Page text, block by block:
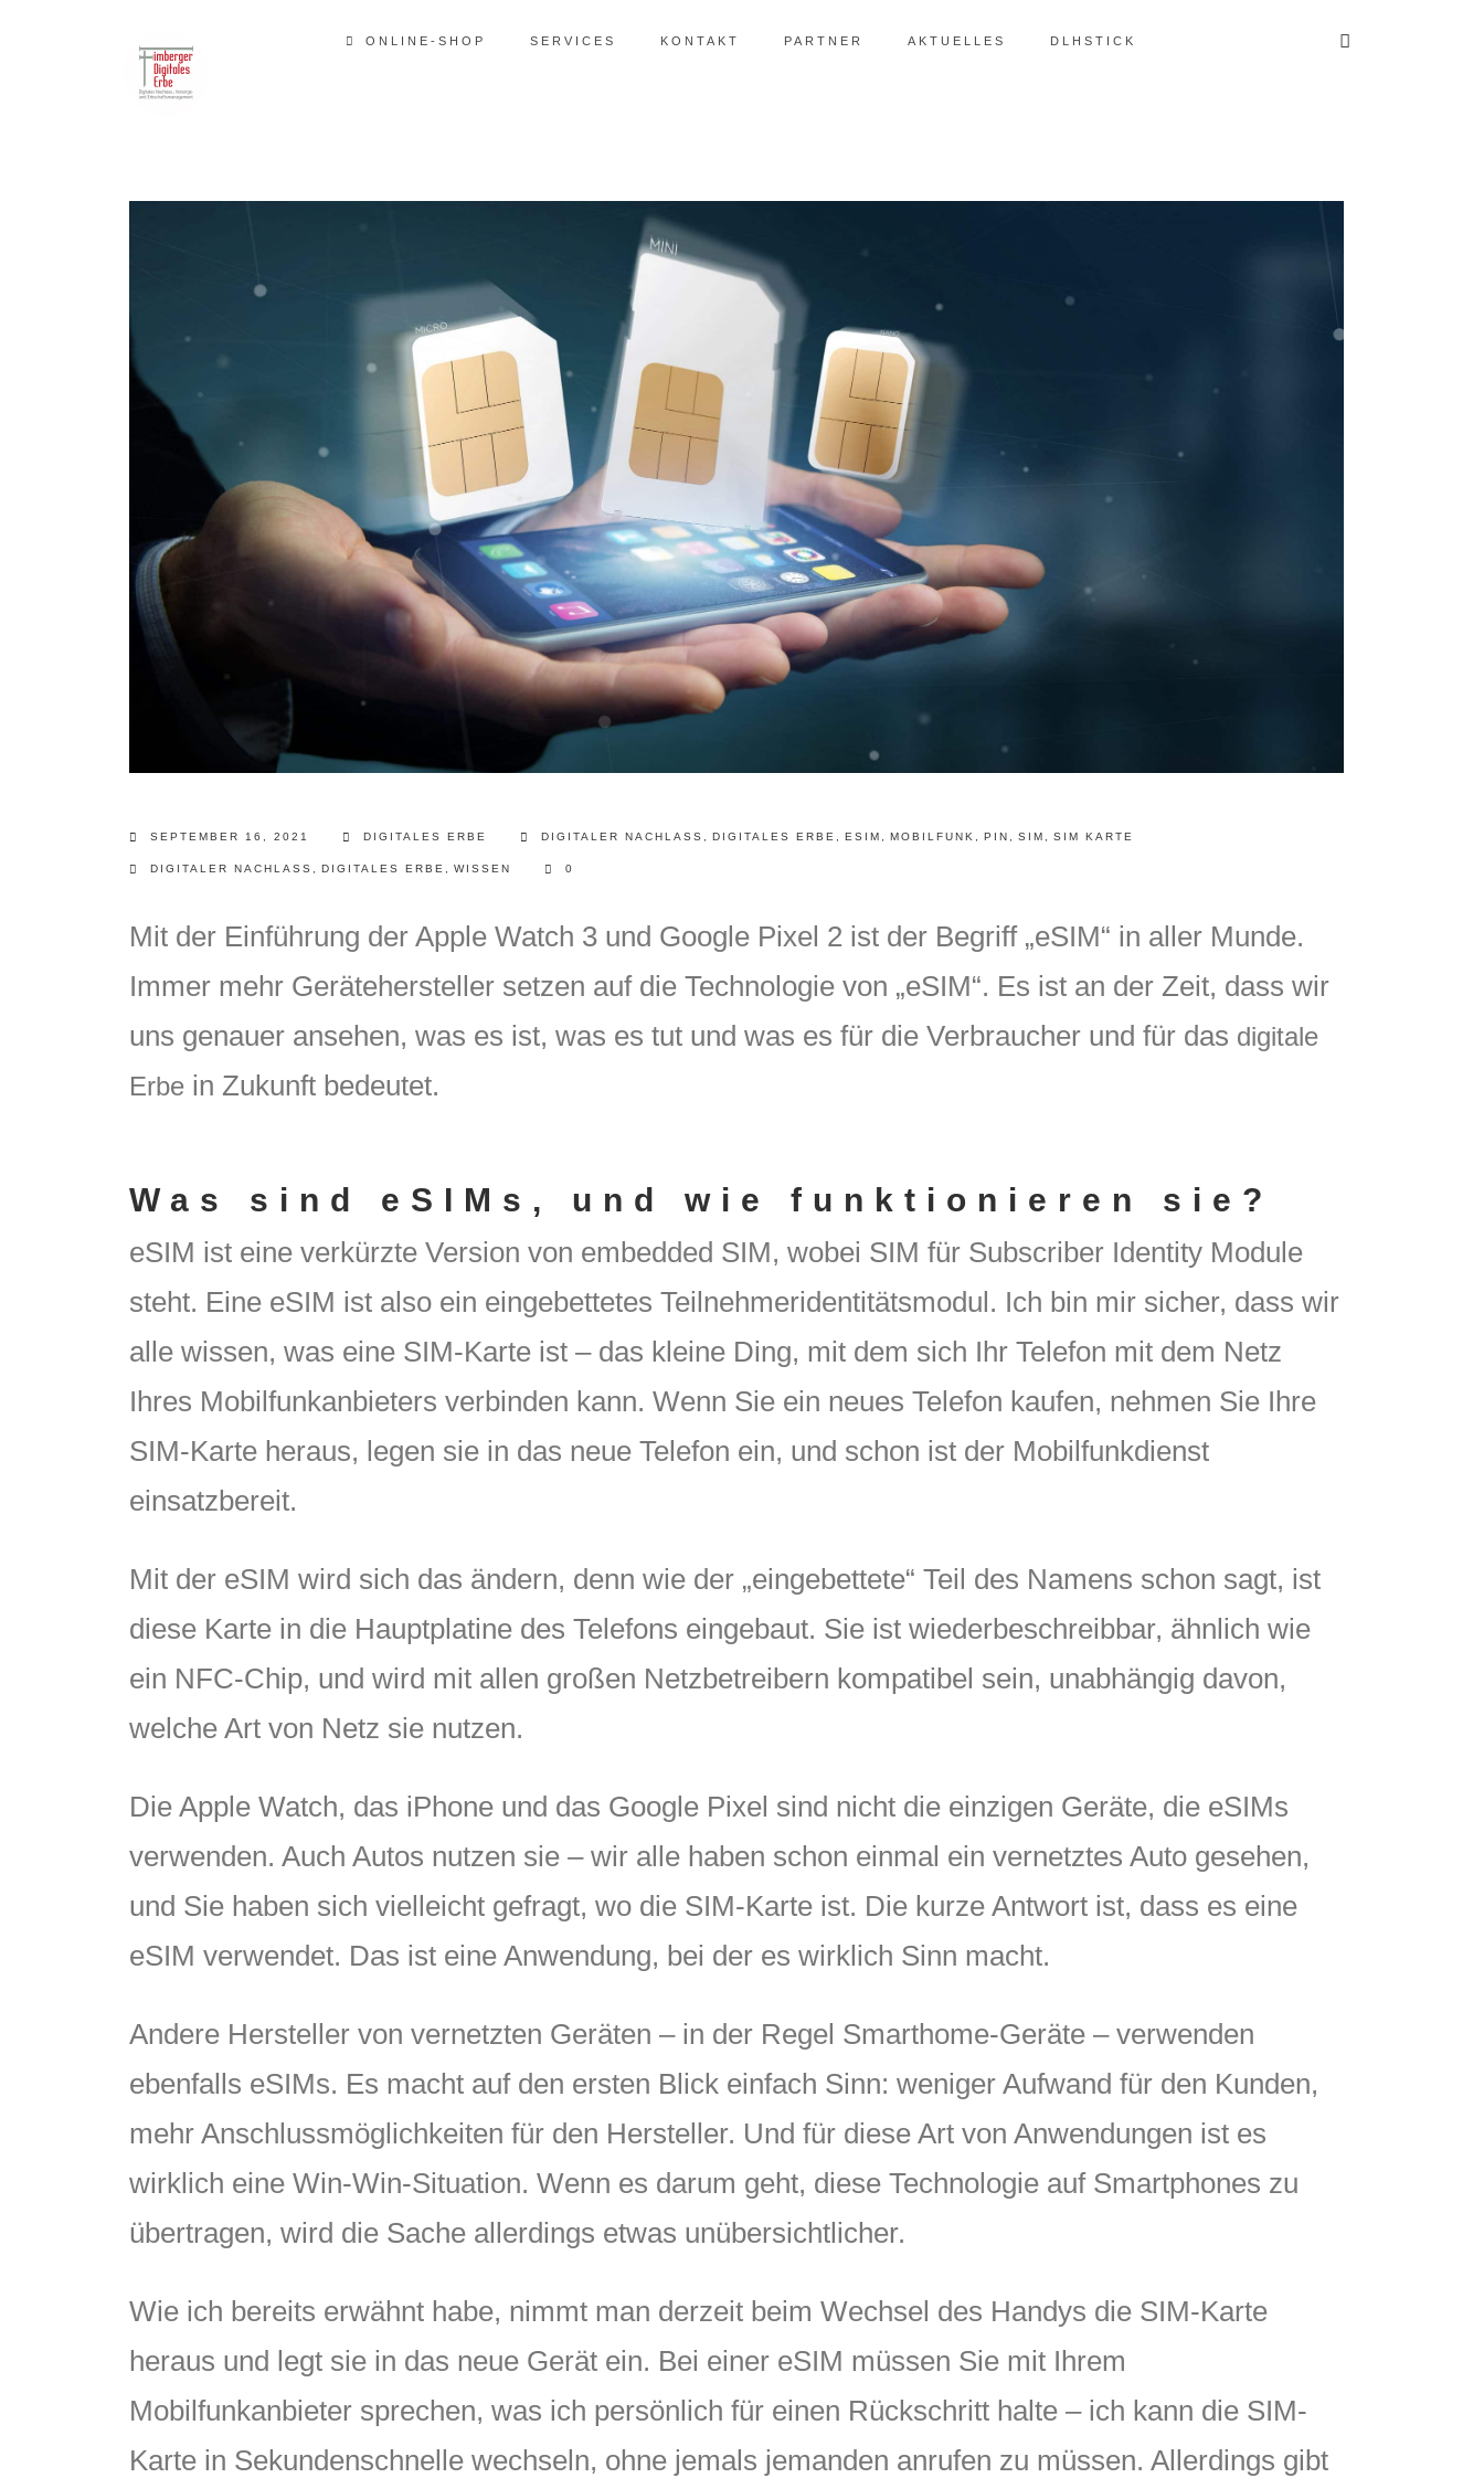
ONLINE-SHOP SERVICES KONTAKT PARTNER AKTUELLES DLHSTICK
SEPTEMBER 16, 2021 DIGITALES ERBE DIGITALER NACHLASS DIGITALES ERBE ESIM MOBILFUNK PIN SIM SIM KARTE
DIGITALER NACHLASS DIGITALES ERBE WISSEN 0
Mit der Einführung der Apple Watch 3 und Google Pixel 2 ist der Begriff „eSIM“ in aller Munde.
Immer mehr Gerätehersteller setzen auf die Technologie von „eSIM“. Es ist an der Zeit, dass wir
uns genauer ansehen, was es ist, was es tut und was es für die Verbraucher und für das digitale
Erbe in Zukunft bedeutet.
Was sind eSIMs, und wie funktionieren sie?
eSIM ist eine verkürzte Version von embedded SIM, wobei SIM für Subscriber Identity Module
steht. Eine eSIM ist also ein eingebettetes Teilnehmeridentitätsmodul. Ich bin mir sicher, dass wir
alle wissen, was eine SIM-Karte ist – das kleine Ding, mit dem sich Ihr Telefon mit dem Netz
Ihres Mobilfunkanbieters verbinden kann. Wenn Sie ein neues Telefon kaufen, nehmen Sie Ihre
SIM-Karte heraus, legen sie in das neue Telefon ein, und schon ist der Mobilfunkdienst
einsatzbereit.
Mit der eSIM wird sich das ändern, denn wie der „eingebettete“ Teil des Namens schon sagt, ist
diese Karte in die Hauptplatine des Telefons eingebaut. Sie ist wiederbeschreibbar, ähnlich wie
ein NFC-Chip, und wird mit allen großen Netzbetreibern kompatibel sein, unabhängig davon,
welche Art von Netz sie nutzen.
Die Apple Watch, das iPhone und das Google Pixel sind nicht die einzigen Geräte, die eSIMs
verwenden. Auch Autos nutzen sie – wir alle haben schon einmal ein vernetztes Auto gesehen,
und Sie haben sich vielleicht gefragt, wo die SIM-Karte ist. Die kurze Antwort ist, dass es eine
eSIM verwendet. Das ist eine Anwendung, bei der es wirklich Sinn macht.
Andere Hersteller von vernetzten Geräten – in der Regel Smarthome-Geräte – verwenden
ebenfalls eSIMs. Es macht auf den ersten Blick einfach Sinn: weniger Aufwand für den Kunden,
mehr Anschlussmöglichkeiten für den Hersteller. Und für diese Art von Anwendungen ist es
wirklich eine Win-Win-Situation. Wenn es darum geht, diese Technologie auf Smartphones zu
übertragen, wird die Sache allerdings etwas unübersichtlicher.
Wie ich bereits erwähnt habe, nimmt man derzeit beim Wechsel des Handys die SIM-Karte
heraus und legt sie in das neue Gerät ein. Bei einer eSIM müssen Sie mit Ihrem
Mobilfunkanbieter sprechen, was ich persönlich für einen Rückschritt halte – ich kann die SIM-
Karte in Sekundenschnelle wechseln, ohne jemals jemanden anrufen zu müssen. Allerdings gibt